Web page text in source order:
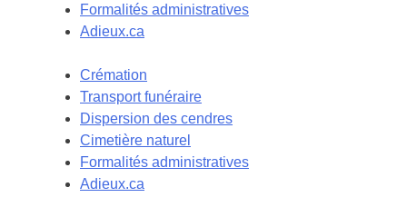
Formalités administratives
Adieux.ca
Crémation
Transport funéraire
Dispersion des cendres
Cimetière naturel
Formalités administratives
Adieux.ca